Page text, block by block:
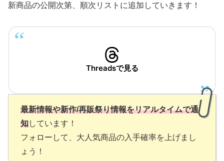
新商品の公開次第、順次リストに追加していきます！
Threadsで見る
最新情報や新作/再販祭り情報をリアルタイムで通
知しています！
フォローして、大人気商品の入手確率を上げまし
ょう！